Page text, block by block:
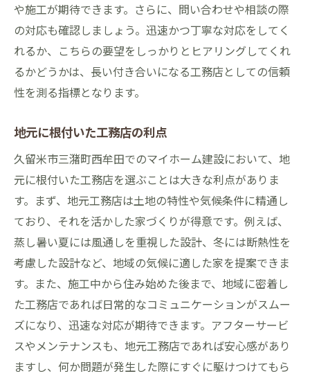
趣味を反映させた空間作りのコツ
将来を見据えた柔軟な設計プラン
家族の意見を取り入れた設計の工夫
予算内で叶える理想の家づくり
アクセス抜群！久留米市三潴町西牟田での住環
境の魅力
公共交通機関へのアクセスの良さ
主要道路からの利便性
近隣の商業施設と医療機関
教育機関の充実度と選び方
自然環境の豊かさとその楽しみ方
地域イベントやコミュニティ活動
工務店選びで失敗しないためのチェックリスト
契約前に確認すべきポイント
工事内容の明確化の重要性
や施工が期待できます。さらに、問い合わせや相談の際
の対応も確認しましょう。迅速かつ丁寧な対応をしてく
れるか、こちらの要望をしっかりとヒアリングしてくれ
るかどうかは、長い付き合いになる工務店としての信頼
性を測る指標となります。
地元に根付いた工務店の利点
久留米市三潴町西牟田でのマイホーム建設において、地
元に根付いた工務店を選ぶことは大きな利点がありま
す。まず、地元工務店は土地の特性や気候条件に精通し
ており、それを活かした家づくりが得意です。例えば、
蒸し暑い夏には風通しを重視した設計、冬には断熱性を
考慮した設計など、地域の気候に適した家を提案できま
す。また、施工中から住み始めた後まで、地域に密着し
た工務店であれば日常的なコミュニケーションがスムー
ズになり、迅速な対応が期待できます。アフターサービ
スやメンテナンスも、地元工務店であれば安心感があり
ますし、何か問題が発生した際にすぐに駆けつけてもら